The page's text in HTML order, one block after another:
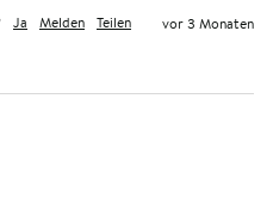
Ja Melden Teilen vor 3 Monaten